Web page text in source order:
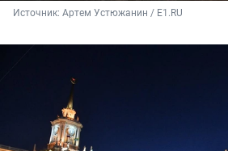
Источник: Артем Устюжанин / E1.RU